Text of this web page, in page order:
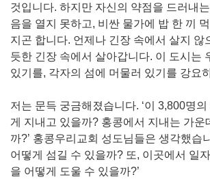
것입니다. 하지만 자신의 약점을 드러내
음을 열지 못하고, 비싼 물가에 밥 한 끼
지곤 합니다. 언제나 긴장 속에서 살지 않
듯한 긴장 속에서 살아갑니다. 이 도시는
있기를, 각자의 섬에 머물러 있기를 강요
저는 문득 궁금해졌습니다. ‘이 3,800명
게 지내고 있을까? 홍콩에서 지내는 가운
까?’ 홍콩우리교회 성도님들은 생각했습
어떻게 섬길 수 있을까? 또, 이곳에서 일
을 어떻게 도울 수 있을까?’